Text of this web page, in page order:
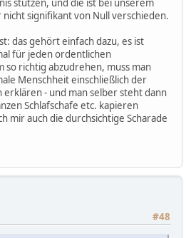
stützen, und die ist bei unserem
signifikant von Null verschieden.
das gehört einfach dazu, es ist
für jeden ordentlichen
so richtig abzudrehen, muss man
Menschheit einschließlich der
erklären - und man selber steht dann
Schlafschafe etc. kapieren
mir auch die durchsichtige Scharade
#48